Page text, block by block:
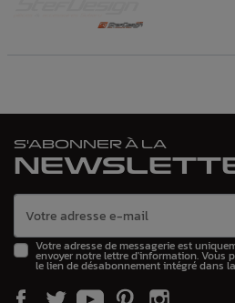
S'ABONNER À LA
Votre adresse de messagerie est
envoyer notre lettre d'information. Vous
le lien de désabonnement intégré dans